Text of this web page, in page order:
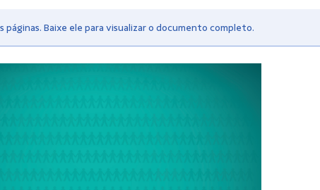
Baixe ele para visualizar o documento completo.